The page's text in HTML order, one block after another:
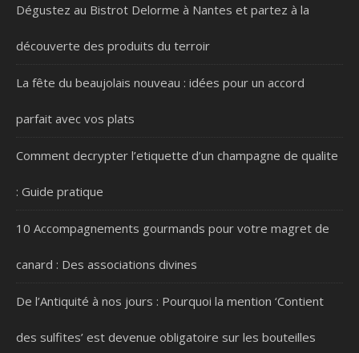
Dégustez au Bistrot Delorme à Nantes et partez à la
découverte des produits du terroir
La fête du beaujolais nouveau : idées pour un accord
parfait avec vos plats
Comment decrypter l’etiquette d’un champagne de qualite
: Guide pratique
10 Accompagnements gourmands pour votre magret de
canard : Des associations divines
De l’Antiquité à nos jours : Pourquoi la mention ‘Contient
des sulfites’ est devenue obligatoire sur les bouteilles